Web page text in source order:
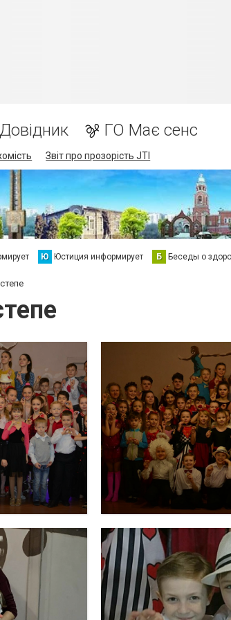
Довідник ГО Має сенс
Звіт про прозорість JTI
Ю Юстиция информирует Б Беседы о